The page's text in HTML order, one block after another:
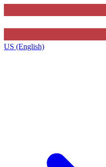
US (English)